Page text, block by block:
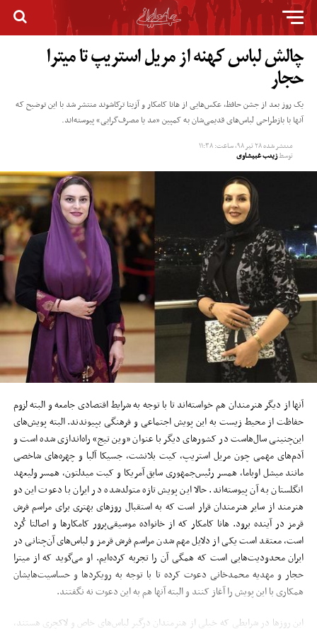
چالش لباس‌ کهنه از مریل استریپ تا میترا
حجار
یک روز بعد از جشن حافظ، عکس‌هایی از ‌هانا کامکار و آزیتا ترکاشوند منتشر شد با این توضیح که
آنها با بازطراحی لباس‌های قدیمی‌شان به کمپین «مد یا مصرف‌گرایی» پیوسته‌اند.
منتشر شده۲۸ تیر ۹۸, ساعت: ۱۱:۳۸
توسطزینب غبیشاوی
آنها از دیگر هنرمندان هم خواسته‌اند تا با توجه به شرایط اقتصادی جامعه و البته لزوم
حفاظت از محیط ‌زیست به این پویش اجتماعی و فرهنگی بپیوندند. البته پویش‌های
این‌چنینی سال‌هاست در کشورهای دیگر با عنوان «وین تیج» راه‌اندازی شده است و
آدم‌های مهمی چون مریل‌ استریپ، کیت ‌بلانشت، جسیکا آلبا و چهره‌های شاخصی
مانند میشل اوباما، همسر رئیس‌جمهوری سابق آمریکا و کیت میدلتون، همسر ولیعهد
انگلستان به آن پیوسته‌اند. حالا این پویش تازه متولدشده در ایران با دعوت این دو
هنرمند از سایر هنرمندان قرار است که به استقبال روزهای بهتری برای مراسم فرش
قرمز در آینده برود.‌ هانا کامکار که از خانواده موسیقی‌پرور کامکارها و اصالتا کُرد
است، معتقد است یکی از دلایل مهم شدن مراسم فرش قرمز و لباس‌های آن‌چنانی در
ایران محدودیت‌هایی است که همگی آن را تجربه کرده‌ایم. او می‌گوید که از میترا
حجار و مهدیه محمدخانی دعوت کرده تا با توجه به رویکردها و حساسیت‌هایشان
همکاری با این پویش را آغاز کنند و البته آنها هم به این دعوت نه نگفتند.
این روزها در شرایطی که خیلی از هنرمندان درگیر لباس‌های خاص و لاکچری هستند،